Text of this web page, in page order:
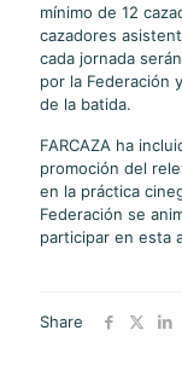
mínimo de 12
cazadores
cada jornada
por la Federación
de la batida.
FARCAZA ha
promoción del
en la práctica
Federación se
participar en esta
Share